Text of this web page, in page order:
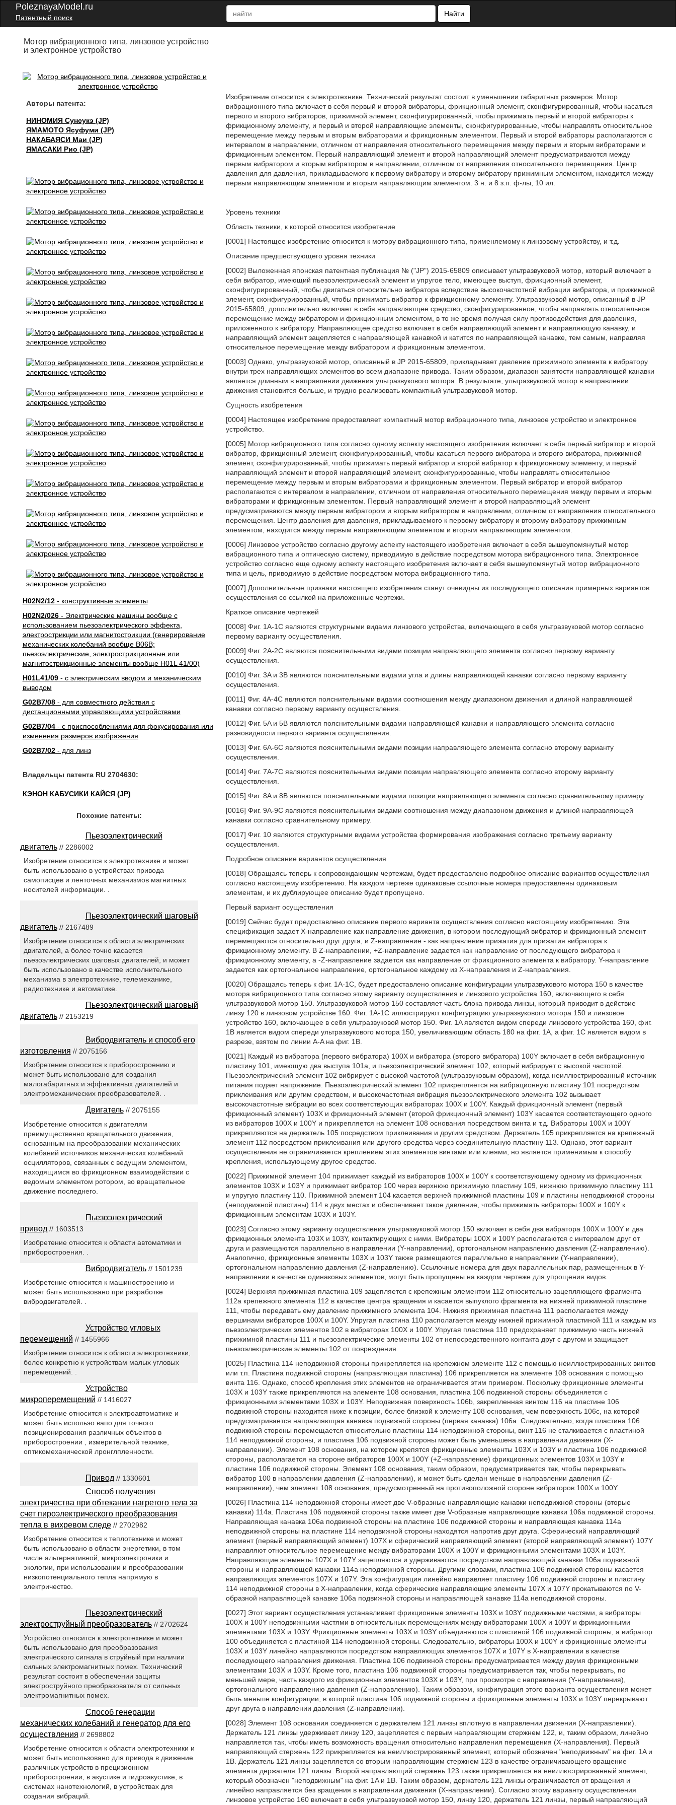
PoleznayaModel.ru
Патентный поиск
Найти
Мотор вибрационного типа, линзовое устройство
и электронное устройство
Авторы патента:
НИНОМИЯ Сунсукэ (JP)
ЯМАМОТО Ясуфуми (JP)
НАКАБАЯСИ Маи (JP)
ЯМАСАКИ Рио (JP)
H02N2/12- конструктивные элементы
H02N2/026- Электрические машины вообще с
использованием пьезоэлектрического эффекта,
электрострикции или магнитострикции (генерирование
механических колебаний вообще B06B;
пьезоэлектрические, электрострикционные или
магнитострикционные элементы вообще H01L 41/00)
H01L41/09- с электрическим вводом и механическим
выводом
G02B7/08- для совместного действия с
дистанционными управляющими устройствами
G02B7/04- с приспособлениями для фокусирования или
изменения размеров изображения
G02B7/02- для линз
Владельцы патента RU 2704630:
КЭНОН КАБУСИКИ КАЙСЯ (JP)
Изобретение относится к электротехнике. Технический результат состоит в уменьшении габаритных размеров. Мотор
вибрационного типа включает в себя первый и второй вибраторы, фрикционный элемент, сконфигурированный, чтобы касаться
первого и второго вибраторов, прижимной элемент, сконфигурированный, чтобы прижимать первый и второй вибраторы к
фрикционному элементу, и первый и второй направляющие элементы, сконфигурированные, чтобы направлять относительное
перемещение между первым и вторым вибраторами и фрикционным элементом. Первый и второй вибраторы располагаются с
интервалом в направлении, отличном от направления относительного перемещения между первым и вторым вибраторами и
фрикционным элементом. Первый направляющий элемент и второй направляющий элемент предусматриваются между
первым вибратором и вторым вибратором в направлении, отличном от направления относительного перемещения. Центр
давления для давления, прикладываемого к первому вибратору и второму вибратору прижимным элементом, находится между
первым направляющим элементом и вторым направляющим элементом. 3 н. и 8 з.п. ф-лы, 10 ил.
Уровень техники
Область техники, к которой относится изобретение
[0001] Настоящее изобретение относится к мотору вибрационного типа, применяемому к линзовому устройству, и т.д.
Описание предшествующего уровня техники
[0002] Выложенная японская патентная публикация № ("JP") 2015-65809 описывает ультразвуковой мотор, который включает в
себя вибратор, имеющий пьезоэлектрический элемент и упругое тело, имеющее выступ, фрикционный элемент,
сконфигурированный, чтобы двигаться относительно вибратора вследствие высокочастотной вибрации вибратора, и прижимной
элемент, сконфигурированный, чтобы прижимать вибратор к фрикционному элементу. Ультразвуковой мотор, описанный в JP
2015-65809, дополнительно включает в себя направляющее средство, сконфигурированное, чтобы направлять относительное
перемещение между вибратором и фрикционным элементом, в то же время получая силу противодействия для давления,
приложенного к вибратору. Направляющее средство включает в себя направляющий элемент и направляющую канавку, и
направляющий элемент зацепляется с направляющей канавкой и катится по направляющей канавке, тем самым, направляя
относительное перемещение между вибратором и фрикционным элементом.
[0003] Однако, ультразвуковой мотор, описанный в JP 2015-65809, прикладывает давление прижимного элемента к вибратору
внутри трех направляющих элементов во всем диапазоне привода. Таким образом, диапазон занятости направляющей канавки
является длинным в направлении движения ультразвукового мотора. В результате, ультразвуковой мотор в направлении
движения становится больше, и трудно реализовать компактный ультразвуковой мотор.
Сущность изобретения
[0004] Настоящее изобретение предоставляет компактный мотор вибрационного типа, линзовое устройство и электронное
устройство.
[0005] Мотор вибрационного типа согласно одному аспекту настоящего изобретения включает в себя первый вибратор и второй
вибратор, фрикционный элемент, сконфигурированный, чтобы касаться первого вибратора и второго вибратора, прижимной
элемент, сконфигурированный, чтобы прижимать первый вибратор и второй вибратор к фрикционному элементу, и первый
направляющий элемент и второй направляющий элемент, сконфигурированные, чтобы направлять относительное
перемещение между первым и вторым вибраторами и фрикционным элементом. Первый вибратор и второй вибратор
располагаются с интервалом в направлении, отличном от направления относительного перемещения между первым и вторым
вибраторами и фрикционным элементом. Первый направляющий элемент и второй направляющий элемент
предусматриваются между первым вибратором и вторым вибратором в направлении, отличном от направления относительного
перемещения. Центр давления для давления, прикладываемого к первому вибратору и второму вибратору прижимным
элементом, находится между первым направляющим элементом и вторым направляющим элементом.
[0006] Линзовое устройство согласно другому аспекту настоящего изобретения включает в себя вышеупомянутый мотор
вибрационного типа и оптическую систему, приводимую в действие посредством мотора вибрационного типа. Электронное
устройство согласно еще одному аспекту настоящего изобретения включает в себя вышеупомянутый мотор вибрационного
типа и цель, приводимую в действие посредством мотора вибрационного типа.
[0007] Дополнительные признаки настоящего изобретения станут очевидны из последующего описания примерных вариантов
осуществления со ссылкой на приложенные чертежи.
Краткое описание чертежей
[0008] Фиг. 1A-1C являются структурными видами линзового устройства, включающего в себя ультразвуковой мотор согласно
первому варианту осуществления.
[0009] Фиг. 2A-2C являются пояснительными видами позиции направляющего элемента согласно первому варианту
осуществления.
[0010] Фиг. 3A и 3B являются пояснительными видами угла и длины направляющей канавки согласно первому варианту
осуществления.
[0011] Фиг. 4A-4C являются пояснительными видами соотношения между диапазоном движения и длиной направляющей
канавки согласно первому варианту осуществления.
[0012] Фиг. 5A и 5B являются пояснительными видами направляющей канавки и направляющего элемента согласно
разновидности первого варианта осуществления.
[0013] Фиг. 6A-6C являются пояснительными видами позиции направляющего элемента согласно второму варианту
осуществления.
[0014] Фиг. 7A-7C являются пояснительными видами позиции направляющего элемента согласно второму варианту
осуществления.
[0015] Фиг. 8A и 8B являются пояснительными видами позиции направляющего элемента согласно сравнительному примеру.
[0016] Фиг. 9A-9C являются пояснительными видами соотношения между диапазоном движения и длиной направляющей
канавки согласно сравнительному примеру.
[0017] Фиг. 10 являются структурными видами устройства формирования изображения согласно третьему варианту
осуществления.
Подробное описание вариантов осуществления
[0018] Обращаясь теперь к сопровождающим чертежам, будет предоставлено подробное описание вариантов осуществления
согласно настоящему изобретению. На каждом чертеже одинаковые ссылочные номера предоставлены одинаковым
элементам, и их дублирующее описание будет пропущено.
Первый вариант осуществления
[0019] Сейчас будет предоставлено описание первого варианта осуществления согласно настоящему изобретению. Эта
спецификация задает X-направление как направление движения, в котором последующий вибратор и фрикционный элемент
перемещаются относительно друг друга, и Z-направление - как направление прижатия для прижатия вибратора к
фрикционному элементу. В Z-направлении, +Z-направление задается как направление от последующего вибратора к
фрикционному элементу, а -Z-направление задается как направление от фрикционного элемента к вибратору. Y-направление
задается как ортогональное направление, ортогональное каждому из X-направления и Z-направления.
[0020] Обращаясь теперь к фиг. 1A-1C, будет предоставлено описание конфигурации ультразвукового мотора 150 в качестве
мотора вибрационного типа согласно этому варианту осуществления и линзового устройства 160, включающего в себя
ультразвуковой мотор 150. Ультразвуковой мотор 150 составляет часть блока привода линзы, который приводит в действие
линзу 120 в линзовом устройстве 160. Фиг. 1A-1C иллюстрируют конфигурацию ультразвукового мотора 150 и линзовое
устройство 160, включающее в себя ультразвуковой мотор 150. Фиг. 1A является видом спереди линзового устройства 160, фиг.
1B является видом спереди ультразвукового мотора 150, увеличивающим область 180 на фиг. 1A, а фиг. 1C является видом в
разрезе, взятом по линии A-A на фиг. 1B.
[0021] Каждый из вибратора (первого вибратора) 100X и вибратора (второго вибратора) 100Y включает в себя вибрационную
пластину 101, имеющую два выступа 101a, и пьезоэлектрический элемент 102, который вибрирует с высокой частотой.
Пьезоэлектрический элемент 102 вибрирует с высокой частотой (ультразвуковым образом), когда неиллюстрированный источник
питания подает напряжение. Пьезоэлектрический элемент 102 прикрепляется на вибрационную пластину 101 посредством
приклеивания или другим средством, и высокочастотная вибрация пьезоэлектрического элемента 102 вызывает
высокочастотные вибрации во всех соответствующих вибраторах 100X и 100Y. Каждый фрикционный элемент (первый
фрикционный элемент) 103X и фрикционный элемент (второй фрикционный элемент) 103Y касается соответствующего одного
из вибраторов 100X и 100Y и прикрепляется на элемент 108 основания посредством винта и т.д. Вибраторы 100X и 100Y
прикрепляются на держатель 105 посредством приклеивания и другим средством. Держатель 105 прикрепляется на крепежный
элемент 112 посредством приклеивания или другого средства через соединительную пластину 113. Однако, этот вариант
осуществления не ограничивается креплением этих элементов винтами или клеями, но является применимым к способу
крепления, использующему другое средство.
[0022] Прижимной элемент 104 прижимает каждый из вибраторов 100X и 100Y к соответствующему одному из фрикционных
элементов 103X и 103Y и прижимает вибратор 100 через верхнюю прижимную пластину 109, нижнюю прижимную пластину 111
и упругую пластину 110. Прижимной элемент 104 касается верхней прижимной пластины 109 и пластины неподвижной стороны
(неподвижной пластины) 114 в двух местах и обеспечивает такое давление, чтобы прижимать вибраторы 100X и 100Y к
фрикционным элементам 103X и 103Y.
[0023] Согласно этому варианту осуществления ультразвуковой мотор 150 включает в себя два вибратора 100X и 100Y и два
фрикционных элемента 103X и 103Y, контактирующих с ними. Вибраторы 100X и 100Y располагаются с интервалом друг от
друга и размещаются параллельно в направлении (Y-направлении), ортогональном направлению давления (Z-направлению).
Аналогично, фрикционные элементы 103X и 103Y также размещаются параллельно в направлении (Y-направлении),
ортогональном направлению давления (Z-направлению). Ссылочные номера для двух параллельных пар, размещенных в Y-
направлении в качестве одинаковых элементов, могут быть пропущены на каждом чертеже для упрощения видов.
[0024] Верхняя прижимная пластина 109 зацепляется с крепежным элементом 112 относительно зацепляющего фрагмента
112a крепежного элемента 112 в качестве центра вращения и касается выпуклого фрагмента на нижней прижимной пластине
111, чтобы передавать ему давление прижимного элемента 104. Нижняя прижимная пластина 111 располагается между
вершинами вибраторов 100X и 100Y. Упругая пластина 110 располагается между нижней прижимной пластиной 111 и каждым из
пьезоэлектрических элементов 102 в вибраторах 100X и 100Y. Упругая пластина 110 предохраняет прижимную часть нижней
прижимной пластины 111 и пьезоэлектрические элементы 102 от непосредственного контакта друг с другом и защищает
пьезоэлектрические элементы 102 от повреждения.
[0025] Пластина 114 неподвижной стороны прикрепляется на крепежном элементе 112 с помощью неиллюстрированных винтов
или т.п. Пластина подвижной стороны (направляющая пластина) 106 прикрепляется на элементе 108 основания с помощью
винта 116. Однако, способ крепления этих элементов не ограничивается этим примером. Поскольку фрикционные элементы
103X и 103Y также прикрепляются на элементе 108 основания, пластина 106 подвижной стороны объединяется с
фрикционными элементами 103X и 103Y. Неподвижная поверхность 106b, закрепленная винтом 116 на пластине 106
подвижной стороны находится ниже к позиции, более близкой к элементу 108 основания, чем поверхность 106c, на которой
предусматривается направляющая канавка подвижной стороны (первая канавка) 106a. Следовательно, когда пластина 106
подвижной стороны перемещается относительно пластины 114 неподвижной стороны, винт 116 не сталкивается с пластиной
114 неподвижной стороны, и пластина 106 подвижной стороны может быть уменьшена в направлении движения (X-
направлении). Элемент 108 основания, на котором крепятся фрикционные элементы 103X и 103Y и пластина 106 подвижной
стороны, располагается на стороне вибраторов 100X и 100Y (+Z-направление) фрикционных элементов 103X и 103Y и
пластине 106 подвижной стороны. Элемент 108 основания, таким образом, предусматривается так, чтобы перекрывать
вибратор 100 в направлении давления (Z-направлении), и может быть сделан меньше в направлении давления (Z-
направлении), чем элемент 108 основания, предусмотренный на противоположной стороне вибраторов 100X и 100Y.
[0026] Пластина 114 неподвижной стороны имеет две V-образные направляющие канавки неподвижной стороны (вторые
канавки) 114a. Пластина 106 подвижной стороны также имеет две V-образные направляющие канавки 106a подвижной стороны.
Направляющая канавка 106a подвижной стороны на пластине 106 подвижной стороны и направляющая канавка 114a
неподвижной стороны на пластине 114 неподвижной стороны находятся напротив друг друга. Сферический направляющий
элемент (первый направляющий элемент) 107X и сферический направляющий элемент (второй направляющий элемент) 107Y
направляют относительное перемещение между вибраторами 100X и 100Y и фрикционными элементами 103X и 103Y.
Направляющие элементы 107X и 107Y зацепляются и удерживаются посредством направляющей канавки 106a подвижной
стороны и направляющей канавки 114a неподвижной стороны. Другими словами, пластина 106 подвижной стороны касается
направляющих элементов 107X и 107Y. Эта конфигурация линейно направляет пластину 106 подвижной стороны и пластину
114 неподвижной стороны в X-направлении, когда сферические направляющие элементы 107X и 107Y прокатываются по V-
образной направляющей канавке 106a подвижной стороны и направляющей канавке 114a неподвижной стороны.
[0027] Этот вариант осуществления устанавливает фрикционные элементы 103X и 103Y подвижными частями, а вибраторы
100X и 100Y неподвижными частями в относительных перемещениях между вибраторами 100X и 100Y и фрикционными
элементами 103X и 103Y. Фрикционные элементы 103X и 103Y объединяются с пластиной 106 подвижной стороны, а вибратор
100 объединяется с пластиной 114 неподвижной стороны. Следовательно, вибраторы 100X и 100Y и фрикционные элементы
103X и 103Y линейно направляются посредством направляющих элементов 107X и 107Y в X-направлении в качестве
последующего направления движения. Пластина 106 подвижной стороны предусматривается между двумя фрикционными
элементами 103X и 103Y. Кроме того, пластина 106 подвижной стороны предусматривается так, чтобы перекрывать, по
меньшей мере, часть каждого из фрикционных элементов 103X и 103Y, при просмотре с направления (Y-направления),
ортогонального направлению давления (Z-направлению). Таким образом, конфигурация этого варианта осуществления может
быть меньше конфигурации, в которой пластина 106 подвижной стороны и фрикционные элементы 103X и 103Y перекрывают
друг друга в направлении давления (Z-направлении).
[0028] Элемент 108 основания соединяется с держателем 121 линзы вплотную в направлении движения (X-направлении).
Держатель 121 линзы удерживает линзу 120, зацепляется с первым направляющим стержнем 122, и, таким образом, линейно
направляется так, чтобы иметь возможность вращения относительно направления перемещения (X-направления). Первый
направляющий стержень 122 прикрепляется на неиллюстрированный элемент, который обозначен "неподвижным" на фиг. 1A и
1B. Держатель 121 линзы зацепляется со вторым направляющим стержнем 123 в качестве ограничивающего вращение
элемента держателя 121 линзы. Второй направляющий стержень 123 также прикрепляется на неиллюстрированный элемент,
который обозначен "неподвижным" на фиг. 1A и 1B. Таким образом, держатель 121 линзы ограничивается от вращения и
линейно направляется без вращения в направлении движения (X-направлении). Согласно этому варианту осуществления
линзовое устройство 160 включает в себя ультразвуковой мотор 150, линзу 120, держатель 121 линзы, первый направляющий
Похожие патенты:
Пьезоэлектрический
двигатель// 2286002
Изобретение относится к электротехнике и может
быть использовано в устройствах привода
самописцев и ленточных механизмов магнитных
носителей информации. .
Пьезоэлектрический шаговый
двигатель// 2167489
Изобретение относится к области электрических
двигателей, а более точно касается
пьезоэлектрических шаговых двигателей, и может
быть использовано в качестве исполнительного
механизма в электротехнике, телемеханике,
радиотехнике и автоматике.
Пьезоэлектрический шаговый
двигатель// 2153219
Вибродвигатель и способ его
изготовления // 2075156
Изобретение относится к приборостроению и
может быть использовано для создания
малогабаритных и эффективных двигателей и
электромеханических преобразователей. .
Двигатель// 2075155
Изобретение относится к двигателям
преимущественно вращательного движения,
основанным на преобразовании механических
колебаний источников механических колебаний
осцилляторов, связанных с ведущим элементом,
находящимся во фрикционном взаимодействии с
ведомым элементом ротором, во вращательное
движение последнего.
Пьезоэлектрический
привод // 1603513
Изобретение относится к области автоматики и
приборостроения. .
Вибродвигатель// 1501239
Изобретение относится к машиностроению и
может быть использовано при разработке
вибродвигателей. .
Устройство угловых
перемещений // 1455966
Изобретение относится к области электротехники,
более конкретно к устройствам малых угловых
перемещений. .
Устройство
микроперемещений // 1416027
Изобретение относится к электроавтоматике и
может быть испольэо вапо для точного
позиционирования различных объектов в
приборостроении , измерительной технике,
оптикомеханической лронглпленности.
Привод// 1330601
Способ получения
электричества при обтекании нагретого тела за
счет пироэлектрического преобразования
тепла в вихревом следе// 2702982
Изобретение относится к теплотехнике и может
быть использовано в области энергетики, в том
числе альтернативной, микроэлектроники и
экологии, при использовании и преобразовании
низкопотенциального тепла напрямую в
электричество.
Пьезоэлектрический
электроструйный преобразователь// 2702624
Устройство относится к электротехнике и может
быть использовано для преобразования
электрического сигнала в струйный при наличии
сильных электромагнитных помех. Технический
результат состоит в обеспечении защиты
электроструйного преобразователя от сильных
электромагнитных помех.
Способ генерации
механических колебаний и генератор для его
осуществления // 2698802
Изобретение относится к области электротехники и
может быть использовано для привода в движение
различных устройств в прецизионном
приборостроении, в акустике и гидроакустике, в
системах нанотехнологий, в устройствах для
создания вибраций.